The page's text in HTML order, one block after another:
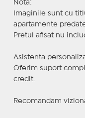
Nota:
Imaginile sunt cu
apartamente
Pretul afisat nu
Asistenta
Oferim suport
credit.
Recomandam